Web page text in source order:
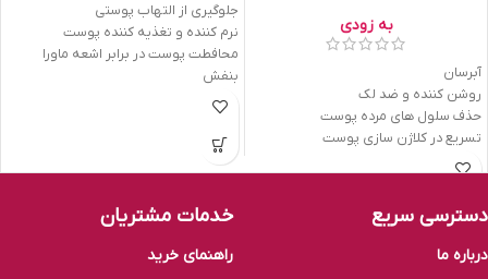
به زودی
آبرسان
روشن کننده و ضد لک
حذف سلول ھای مرده پوست
تسریع در کلاژن سازی پوست
آنتی اکسيدان
جلوگیری از التهاب پوستی
نرم کننده و تغذیه کننده پوست
محافطت پوست در برابر اشعه ماورا
بنفش
تقویت و جوانسازی پوست
دسترسی سریع
درباره ما
خدمات مشتریان
راهنمای خرید